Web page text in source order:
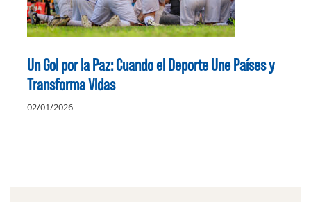
Un Gol por la Paz: Cuando el Deporte Une Países y
Transforma Vidas
02/01/2026